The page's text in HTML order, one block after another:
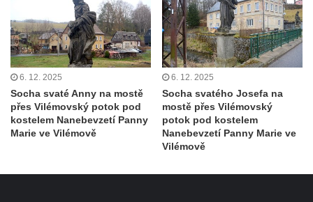
6. 12. 2025
Socha svaté Anny na mostě
přes Vilémovský potok pod
kostelem Nanebevzetí Panny
Marie ve Vilémově
6. 12. 2025
Socha svatého Josefa na
mostě přes Vilémovský
potok pod kostelem
Nanebevzetí Panny Marie ve
Vilémově